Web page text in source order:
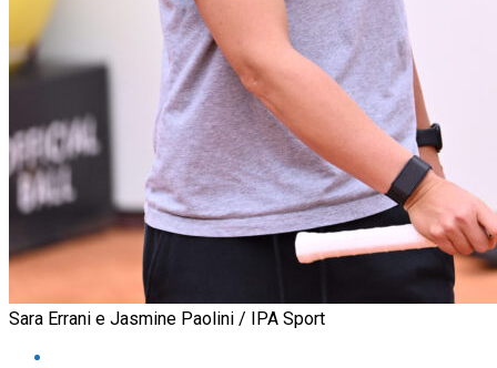
Sara Errani e Jasmine Paolini / IPA Sport